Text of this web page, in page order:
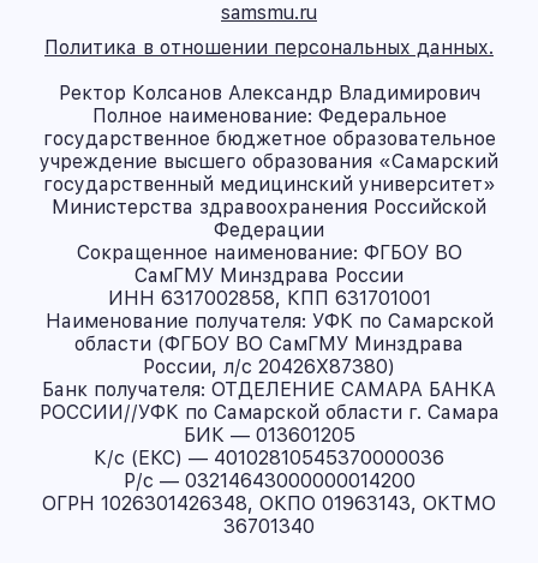
samsmu.ru
Политика в отношении персональных данных.
Ректор Колсанов Александр Владимирович
Полное наименование: Федеральное
государственное бюджетное образовательное
учреждение высшего образования «Самарский
государственный медицинский университет»
Министерства здравоохранения Российской
Федерации
Сокращенное наименование: ФГБОУ ВО
СамГМУ Минздрава России
ИНН 6317002858, КПП 631701001
Наименование получателя: УФК по Самарской
области (ФГБОУ ВО СамГМУ Минздрава
России, л/с 20426X87380)
Банк получателя: ОТДЕЛЕНИЕ САМАРА БАНКА
РОССИИ//УФК по Самарской области г. Самара
БИК — 013601205
К/с (ЕКС) — 40102810545370000036
Р/с — 03214643000000014200
ОГРН 1026301426348, ОКПО 01963143, ОКТМО
36701340